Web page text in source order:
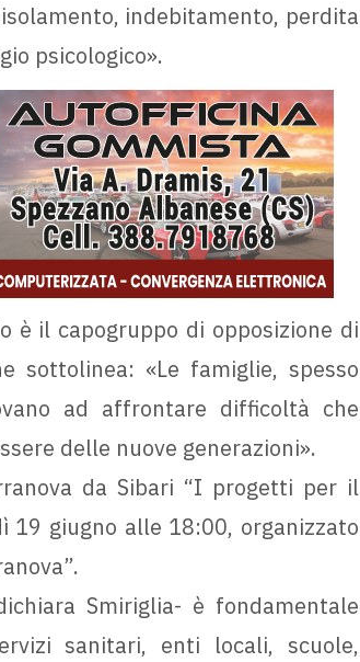
indebitamento, perdita
psicologico».
è il capogruppo di opposizione di
sottolinea: «Le famiglie, spesso
ad affrontare difficoltà che
delle nuove generazioni».
da Sibari “I progetti per il
19 giugno alle 18:00, organizzato
Smiriglia- è fondamentale
sanitari, enti locali, scuole,